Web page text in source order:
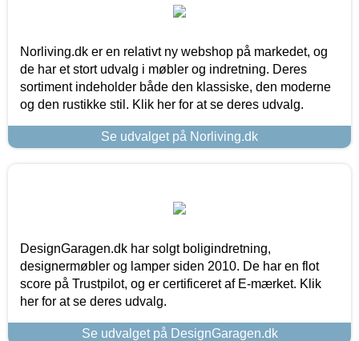
Norliving.dk er en relativt ny webshop på markedet, og
de har et stort udvalg i møbler og indretning. Deres
sortiment indeholder både den klassiske, den moderne
og den rustikke stil. Klik her for at se deres udvalg.
Se udvalget på Norliving.dk
DesignGaragen.dk har solgt boligindretning,
designermøbler og lamper siden 2010. De har en flot
score på Trustpilot, og er certificeret af E-mærket. Klik
her for at se deres udvalg.
Se udvalget på DesignGaragen.dk